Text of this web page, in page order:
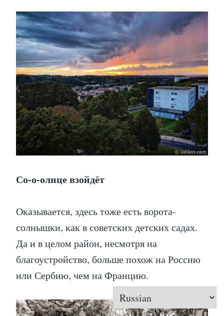
Со-о-олнце взойдёт
Оказывается, здесь тоже есть ворота-
солнышки, как в советских детских садах.
Да и в целом район, несмотря на
благоустройство, больше похож на Россию
или Сербию, чем на Францию.